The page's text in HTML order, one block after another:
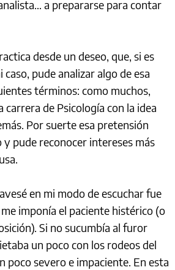
a prepararse para contar
desde un deseo, que, si es
pude analizar algo de esa
términos: como muchos,
carrera de Psicología con la idea
Por suerte esa pretensión
pude reconocer intereses más
en mi modo de escuchar fue
imponía el paciente histérico (o
Si no sucumbía al furor
un poco con los rodeos del
poco severo e impaciente. En esta